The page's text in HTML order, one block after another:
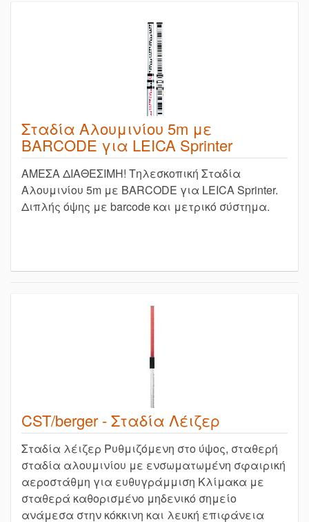
Σταδία Αλουμινίου 5m με
BARCODE για LEICA Sprinter
ΑΜΕΣΑ ΔΙΑΘΕΣΙΜΗ! Τηλεσκοπική Σταδία
Αλουμινίου 5m με BARCODE για LEICA Sprinter.
Διπλής όψης με barcode και μετρικό σύστημα.
CST/berger - Σταδία Λέιζερ
Σταδία λέιζερ Ρυθμιζόμενη στο ύψος, σταθερή
σταδία αλουμινίου με ενσωματωμένη σφαιρική
αεροστάθμη για ευθυγράμμιση Κλίμακα με
σταθερά καθορισμένο μηδενικό σημείο
ανάμεσα στην κόκκινη και λευκή επιφάνεια